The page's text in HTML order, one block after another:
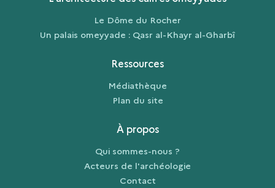
Le Dôme du Rocher
Un palais omeyyade : Qasr al-Khayr al-Gharbî
Ressources
Médiathèque
Plan du site
À propos
Qui sommes-nous ?
Acteurs de l'archéologie
Contact